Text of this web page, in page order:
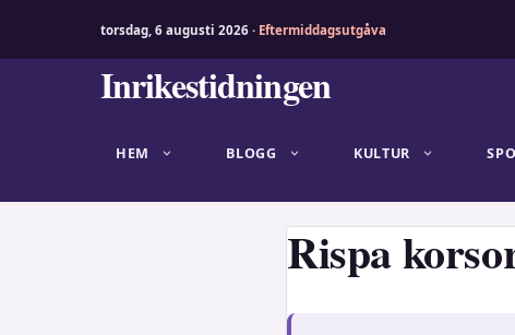
torsdag, 6 augusti 2026 · Eftermiddagsutgåva
Inrikestidningen
HEM BLOGG KULTUR
Rispa